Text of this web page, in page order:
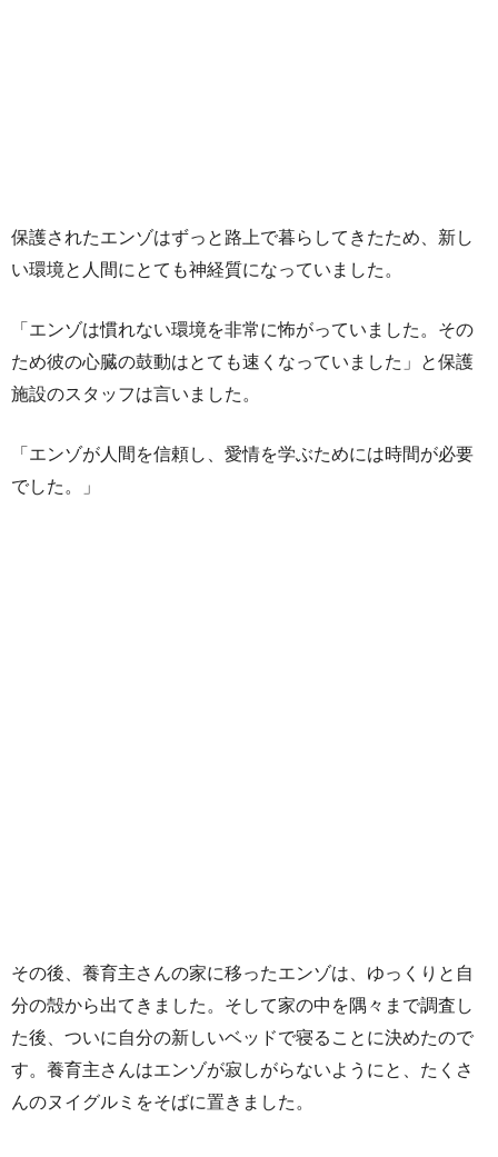
保護されたエンゾはずっと路上で暮らしてきたため、新し
い環境と人間にとても神経質になっていました。
「エンゾは慣れない環境を非常に怖がっていました。その
ため彼の心臓の鼓動はとても速くなっていました」と保護
施設のスタッフは言いました。
「エンゾが人間を信頼し、愛情を学ぶためには時間が必要
でした。」
その後、養育主さんの家に移ったエンゾは、ゆっくりと自
分の殻から出てきました。そして家の中を隅々まで調査し
た後、ついに自分の新しいベッドで寝ることに決めたので
す。養育主さんはエンゾが寂しがらないようにと、たくさ
んのヌイグルミをそばに置きました。